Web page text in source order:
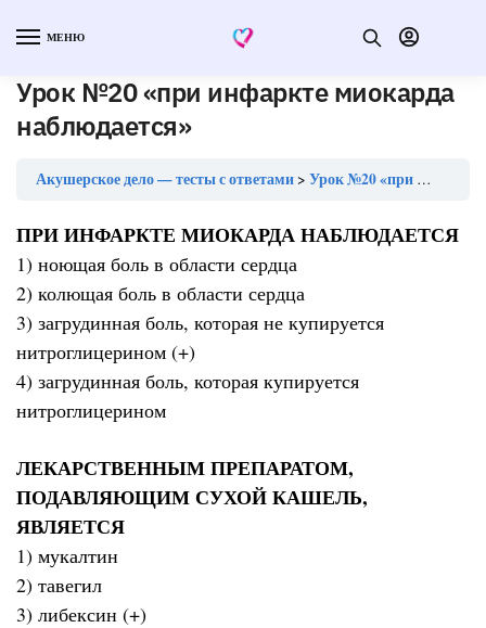
МЕНЮ
Урок №20 «при инфаркте миокарда
наблюдается»
Акушерское дело — тесты с ответами Урок №20 «при инфаркте миокарда наблюдается»
ПРИ ИНФАРКТЕ МИОКАРДА НАБЛЮДАЕТСЯ
1) ноющая боль в области сердца
2) колющая боль в области сердца
3) загрудинная боль, которая не купируется
нитроглицерином (+)
4) загрудинная боль, которая купируется
нитроглицерином
ЛЕКАРСТВЕННЫМ ПРЕПАРАТОМ,
ПОДАВЛЯЮЩИМ СУХОЙ КАШЕЛЬ,
ЯВЛЯЕТСЯ
1) мукалтин
2) тавегил
3) либексин (+)